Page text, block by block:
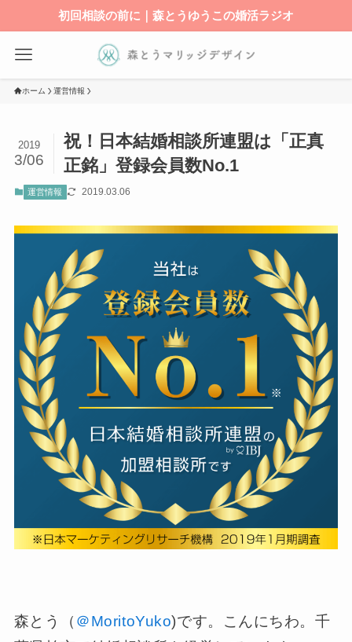
初回相談の前に｜森とうゆうこの婚活ラジオ
ホーム 運営情報
祝！日本結婚相談所連盟は「正真
正銘」登録会員数No.1
2019
3/06
運営情報 2019.03.06
森とう（ ＠MoritoYuko)です。こんにちわ。千